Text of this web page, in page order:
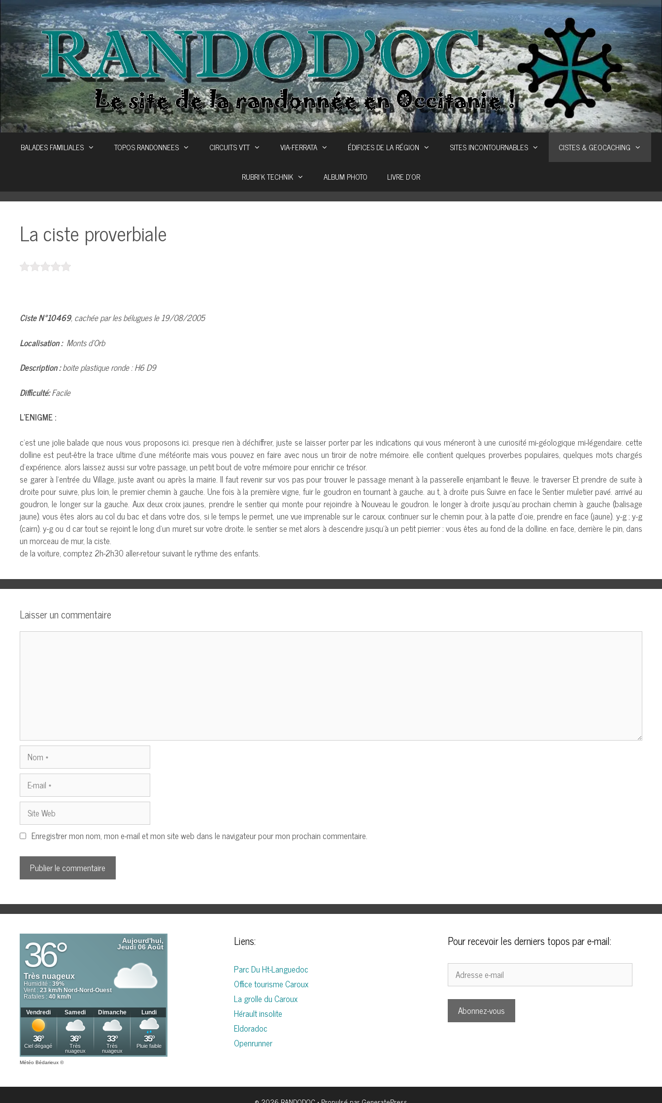
Aller
au
contenu
BALADES FAMILIALES TOPOS RANDONNEES CIRCUITS VTT VIA-FERRATA ÉDIFICES DE LA RÉGION SITES INCONTOURNABLES CISTES & GEOCACHING
RUBRI’K TECHNIK ALBUM PHOTO LIVRE D’OR
La ciste proverbiale
Ciste N°10469, cachée par les bélugues le 19/08/2005
Localisation :Monts d’Orb
Description :boite plastique ronde : H6 D9
Difficulté:Facile
L’ENIGME :
c’est une jolie balade que nous vous proposons ici. presque rien à déchiffrer, juste se laisser porter par les indications qui vous méneront à une curiosité mi-géologique mi-légendaire. cette
dolline est peut-être la trace ultime d’une météorite mais vous pouvez en faire avec nous un tiroir de notre mémoire. elle contient quelques proverbes populaires, quelques mots chargés
d’expérience. alors laissez aussi sur votre passage, un petit bout de votre mémoire pour enrichir ce trésor.
se garer à l’entrée du Village, juste avant ou après la mairie. Il faut revenir sur vos pas pour trouver le passage menant à la passerelle enjambant le fleuve. le traverser Et prendre de suite à
droite pour suivre, plus loin, le premier chemin à gauche. Une fois à la première vigne, fuir le goudron en tournant à gauche. au t, à droite puis Suivre en face le Sentier muletier pavé. arrivé au
goudron, le longer sur la gauche. Aux deux croix jaunes, prendre le sentier qui monte pour rejoindre à Nouveau le goudron. le longer à droite jusqu’au prochain chemin à gauche (balisage
jaune). vous êtes alors au col du bac et dans votre dos, si le temps le permet, une vue imprenable sur le caroux. continuer sur le chemin pour, à la patte d’oie, prendre en face (jaune). y-g ; y-g
(cairn). y-g ou d car tout se rejoint le long d’un muret sur votre droite. le sentier se met alors à descendre jusqu’à un petit pierrier : vous êtes au fond de la dolline. en face, derrière le pin, dans
un morceau de mur, la ciste.
de la voiture, comptez 2h-2h30 aller-retour suivant le rythme des enfants.
Laisser un commentaire
Commentaire
Nom
E-
mail
Site
Web
Enregistrer mon nom, mon e-mail et mon site web dans le navigateur pour mon prochain commentaire.
Météo Bédarieux ©
Liens:
Parc Du Ht-Languedoc
Office tourisme Caroux
La grolle du Caroux
Hérault insolite
Eldoradoc
Openrunner
Pour recevoir les derniers topos par e-mail:
Adresse
Abonnez-vous